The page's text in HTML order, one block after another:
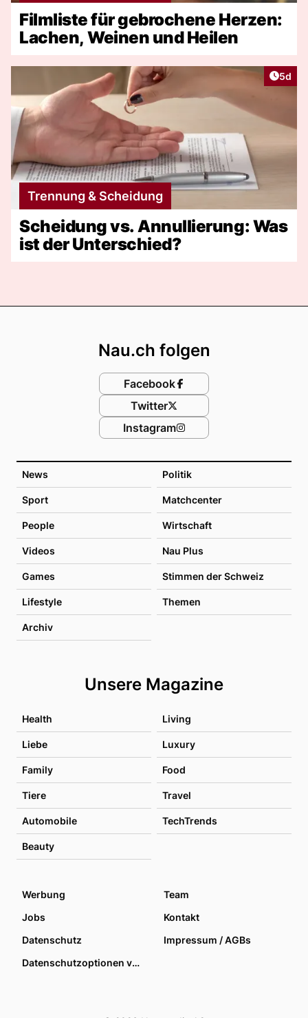
Filmliste für gebrochene Herzen:
Lachen, Weinen und Heilen
5d
Trennung & Scheidung
Scheidung vs. Annullierung: Was
ist der Unterschied?
News Politik
Sport Matchcenter
People Wirtschaft
Videos Nau Plus
Games Stimmen der Schweiz
Lifestyle Themen
Archiv
Unsere Magazine
Health Living
Liebe Luxury
Family Food
Tiere Travel
Automobile TechTrends
Beauty
Nau.ch folgen
Facebook
Twitter
Instagram
Werbung
Team
Jobs
Kontakt
Datenschutz
Impressum / AGBs
Datenschutzoptionen verwalten